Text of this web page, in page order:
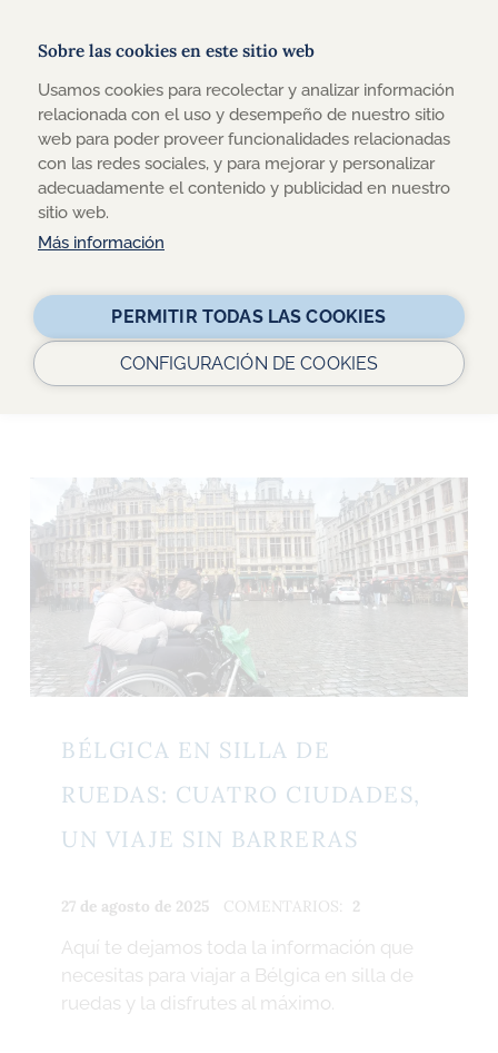
Sobre las cookies en este sitio web
Usamos cookies para recolectar y analizar información
relacionada con el uso y desempeño de nuestro sitio
web para poder proveer funcionalidades relacionadas
con las redes sociales, y para mejorar y personalizar
adecuadamente el contenido y publicidad en nuestro
sitio web.
Más información
PERMITIR TODAS LAS COOKIES
CONFIGURACIÓN DE COOKIES
TRAVEL-XPERIENCE
DESCUBRE TODA LA ACTUALIDAD SOBRE VIAJES Y
TURISMO ACCESIBLE EN NUESTRO BLOG
Buscar:
BÉLGICA EN SILLA DE
RUEDAS: CUATRO CIUDADES,
UN VIAJE SIN BARRERAS
27 de agosto de 2025
ESCRITO
R
o
d
COMENTARIOS: 2
Aquí te dejamos toda la información que
necesitas para viajar a Bélgica en silla de
ruedas y la disfrutes al máximo.